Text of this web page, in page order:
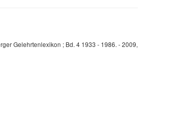
Gelehrtenlexikon ; Bd. 4 1933 - 1986. - 2009,